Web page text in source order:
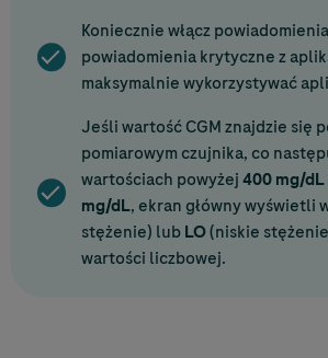
Koniecznie włącz
powiadomienia krytyczne z
maksymalnie wykorzystywać
Jeśli wartość CGM znajdzie się
pomiarowym czujnika, co
wartościach powyżej400 mg/
mg/dL, ekran główny wyświetli
stężenie) lubLO(niskie
wartości liczbowej.